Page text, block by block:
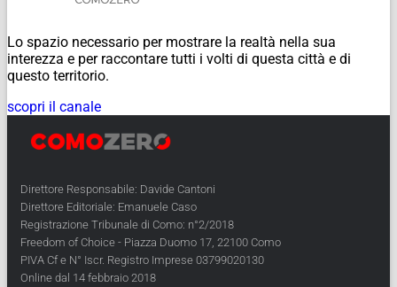
Lo spazio necessario per mostrare la realtà nella sua
interezza e per raccontare tutti i volti di questa città e di
questo territorio.
scopri il canale
Direttore Responsabile: Davide Cantoni
Direttore Editoriale: Emanuele Caso
Registrazione Tribunale di Como: n°2/2018
Freedom of Choice - Piazza Duomo 17, 22100 Como
PIVA Cf e N° Iscr. Registro Imprese 03799020130
Online dal 14 febbraio 2018